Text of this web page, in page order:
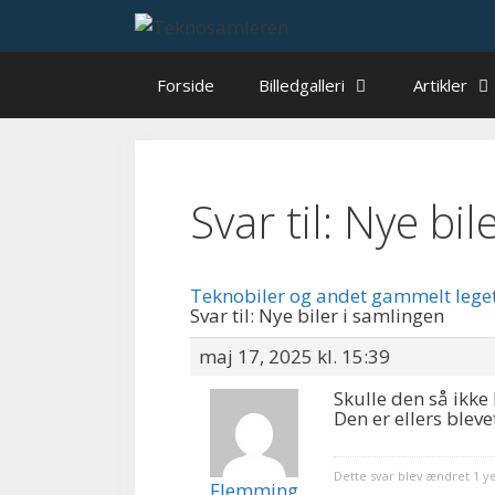
Forside Billedgalleri Artikler
Svar til: Nye
Teknobiler og andet gammelt
Svar til: Nye biler i samlingen
maj 17, 2025 kl. 15:39
Skulle den så
Den er ellers
Dette svar blev ændret 1